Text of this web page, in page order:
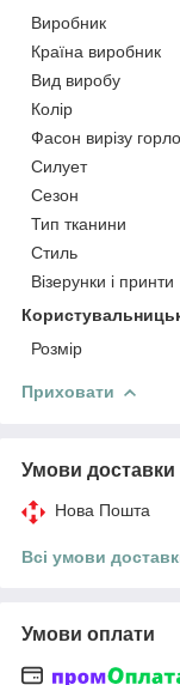
Виробник
Країна виробник
Вид виробу
Колір
Фасон вирізу
Силует
Сезон
Тип тканини
Стиль
Візерунки і принти
Розмір
Приховати
Умови доставки
Нова Пошта
Всі умови
Умови оплати